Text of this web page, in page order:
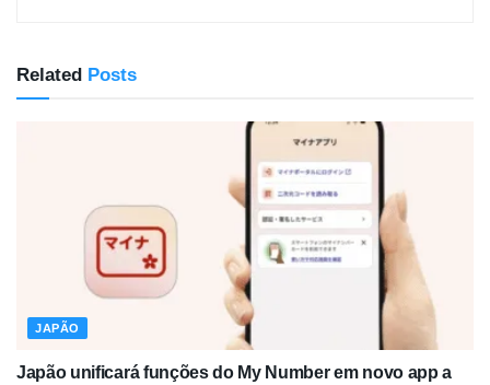
Related Posts
JAPÃO
Japão unificará funções do My Number em novo app a